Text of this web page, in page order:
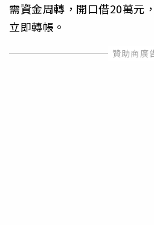
需資金周轉，開口借20萬元
立即轉帳。